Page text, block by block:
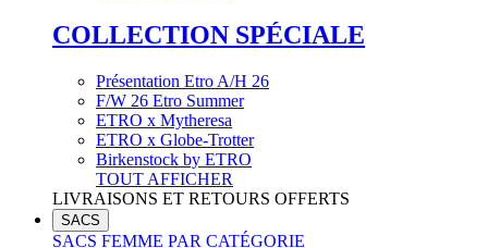
COLLECTION SPÉCIALE
Présentation Etro A/H 26
F/W 26 Etro Summer
ETRO x Mytheresa
ETRO x Globe-Trotter
Birkenstock by ETRO
TOUT AFFICHER
LIVRAISONS ET RETOURS OFFERTS
SACS
SACS FEMME PAR CATÉGORIE